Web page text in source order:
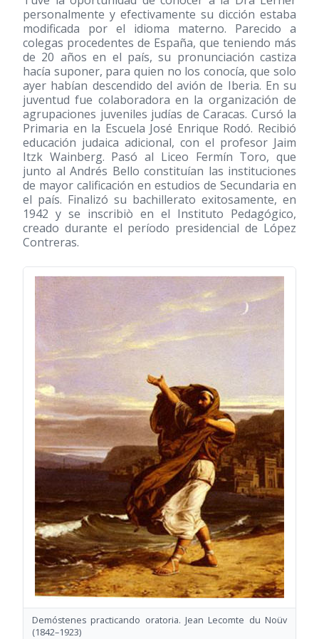
personalmente y efectivamente su dicción estaba
modificada por el idioma materno. Parecido a
colegas procedentes de España, que teniendo más
de 20 años en el país, su pronunciación castiza
hacía suponer, para quien no los conocía, que solo
ayer habían descendido del avión de Iberia. En su
juventud fue colaboradora en la organización de
agrupaciones juveniles judías de Caracas. Cursó la
Primaria en la Escuela José Enrique Rodó. Recibió
educación judaica adicional, con el profesor Jaim
Itzk Wainberg. Pasó al Liceo Fermín Toro, que
junto al Andrés Bello constituían las instituciones
de mayor calificación en estudios de Secundaria en
el país. Finalizó su bachillerato exitosamente, en
1942 y se inscribiò en el Instituto Pedagógico,
creado durante el período presidencial de López
Contreras.
Demóstenes practicando oratoria. Jean Lecomte du Noüv
(1842–1923)